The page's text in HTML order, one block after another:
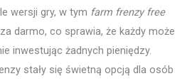
wersji gry, w tym farm frenzy free
darmo, co sprawia, że każdy może
inwestując żadnych pieniędzy.
stały się świetną opcją dla osób